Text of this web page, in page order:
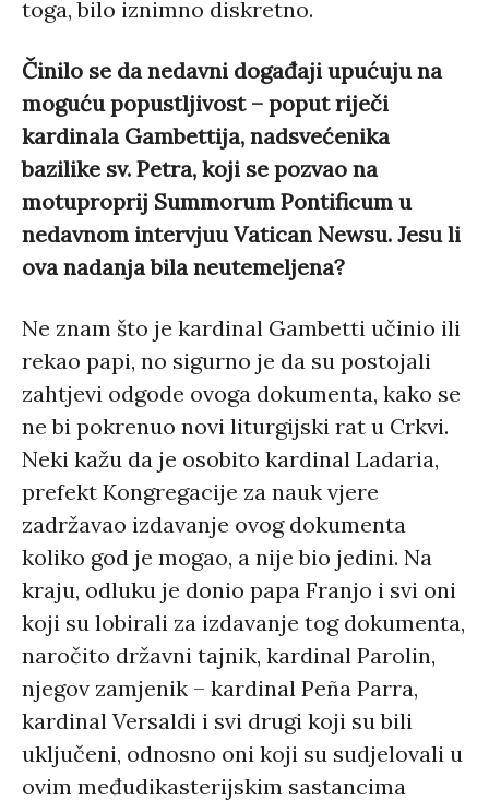
toga, bilo iznimno diskretno.
Činilo se da nedavni događaji upućuju na
moguću popustljivost – poput riječi
kardinala Gambettija, nadsvećenika
bazilike sv. Petra, koji se pozvao na
motuproprij Summorum Pontificum u
nedavnom intervjuu Vatican Newsu. Jesu li
ova nadanja bila neutemeljena?
Ne znam što je kardinal Gambetti učinio ili
rekao papi, no sigurno je da su postojali
zahtjevi odgode ovoga dokumenta, kako se
ne bi pokrenuo novi liturgijski rat u Crkvi.
Neki kažu da je osobito kardinal Ladaria,
prefekt Kongregacije za nauk vjere
zadržavao izdavanje ovog dokumenta
koliko god je mogao, a nije bio jedini. Na
kraju, odluku je donio papa Franjo i svi oni
koji su lobirali za izdavanje tog dokumenta,
naročito državni tajnik, kardinal Parolin,
njegov zamjenik – kardinal Peña Parra,
kardinal Versaldi i svi drugi koji su bili
uključeni, odnosno oni koji su sudjelovali u
ovim međudikasterijskim sastancima